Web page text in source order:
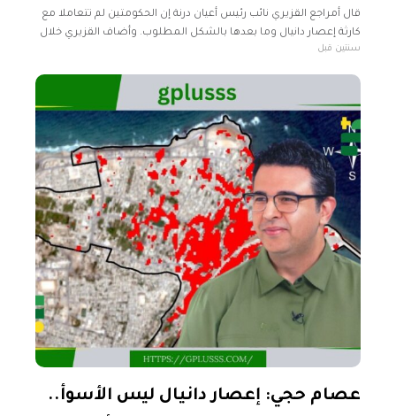
قال أمراجع القزيري نائب رئيس أعيان درنة إن الحكومتين لم تتعاملا مع
كارثة إعصار دانيال وما بعدها بالشكل المطلوب. وأضاف القزيري خلال
تصريحات تليفزيونية لفضائية "ليبيا الأحرار" أن مواطني درنة
سنتين قبل
عصام حجي: إعصار دانيال ليس الأسوأ..